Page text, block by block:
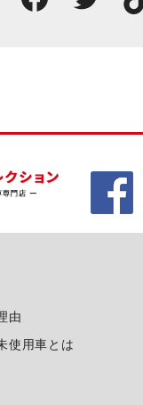
由
使用車とは